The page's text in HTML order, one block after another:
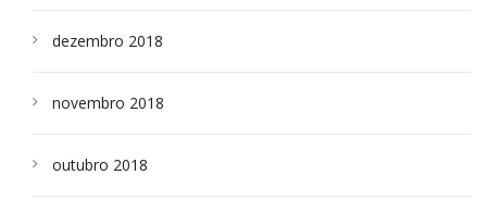
dezembro 2018
novembro 2018
outubro 2018